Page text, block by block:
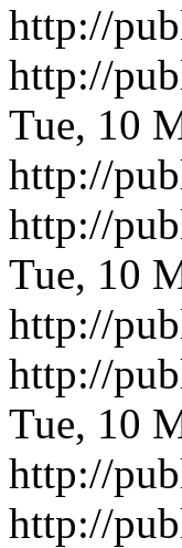
http://
http://
Tue, 10
http://
http://
Tue, 10
http://
http://
Tue, 10
http://
http://